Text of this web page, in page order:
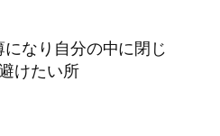
なり自分の中に閉じ
けたい所